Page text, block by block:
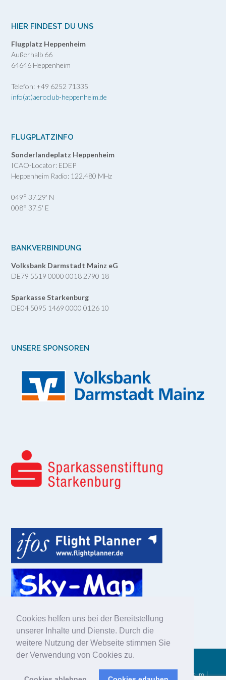
Cookies helfen uns bei der Bereitstellung
unserer Inhalte und Dienste. Durch die
weitere Nutzung der Webseite stimmen Sie
der Verwendung von Cookies zu.
HIER FINDEST DU UNS
Flugplatz Heppenheim
Außerhalb 66
64646 Heppenheim
Telefon: +49 6252 71335
info(at)aeroclub-heppenheim.de
FLUGPLATZINFO
Sonderlandeplatz Heppenheim
ICAO-Locator: EDEP
Heppenheim Radio: 122.480 MHz
049° 37.29' N
008° 37.5' E
BANKVERBINDUNG
Volksbank Darmstadt Mainz eG
DE79 5519 0000 0018 2790 18
Sparkasse Starkenburg
DE04 5095 1469 0000 0126 10
UNSERE SPONSOREN
Impressum|